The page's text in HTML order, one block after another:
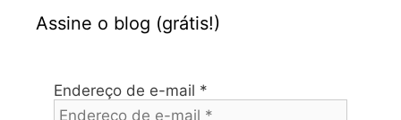
Assine o blog (grátis!)
Endereço de e-mail *